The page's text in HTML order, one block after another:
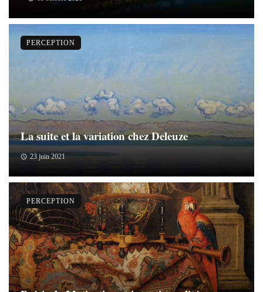
La suite et la variation chez Deleuze
23 juin 2021
PERCEPTION
PERCEPTION